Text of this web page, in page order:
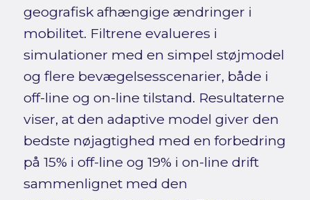
geografisk afhængige ændringer i
mobilitet. Filtrene evalueres i
simulationer med en simpel støjmodel
og flere bevægelsesscenarier, både i
off-line og on-line tilstand. Resultaterne
viser, at den adaptive model giver den
bedste nøjagtighed med en forbedring
på 15% i off-line og 19% i on-line drift
sammenlignet med den